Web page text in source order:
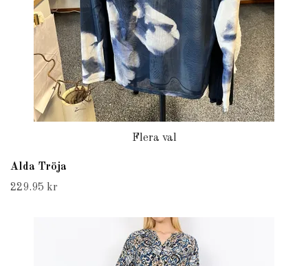
Flera val
Alda Tröja
229.95 kr